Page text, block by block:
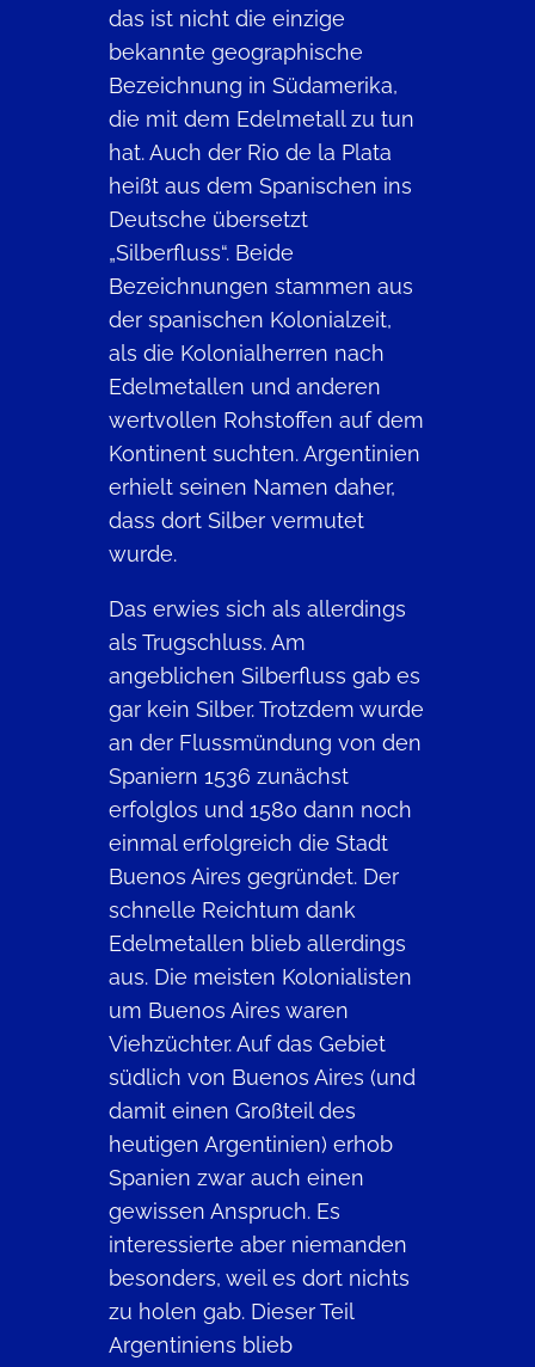
das ist nicht die einzige
bekannte geographische
Bezeichnung in Südamerika,
die mit dem Edelmetall zu tun
hat. Auch der Rio de la Plata
heißt aus dem Spanischen ins
Deutsche übersetzt
„Silberfluss“. Beide
Bezeichnungen stammen aus
der spanischen Kolonialzeit,
als die Kolonialherren nach
Edelmetallen und anderen
wertvollen Rohstoffen auf dem
Kontinent suchten. Argentinien
erhielt seinen Namen daher,
dass dort Silber vermutet
wurde.
Das erwies sich als allerdings
als Trugschluss. Am
angeblichen Silberfluss gab es
gar kein Silber. Trotzdem wurde
an der Flussmündung von den
Spaniern 1536 zunächst
erfolglos und 1580 dann noch
einmal erfolgreich die Stadt
Buenos Aires gegründet. Der
schnelle Reichtum dank
Edelmetallen blieb allerdings
aus. Die meisten Kolonialisten
um Buenos Aires waren
Viehzüchter. Auf das Gebiet
südlich von Buenos Aires (und
damit einen Großteil des
heutigen Argentinien) erhob
Spanien zwar auch einen
gewissen Anspruch. Es
interessierte aber niemanden
besonders, weil es dort nichts
zu holen gab. Dieser Teil
Argentiniens blieb